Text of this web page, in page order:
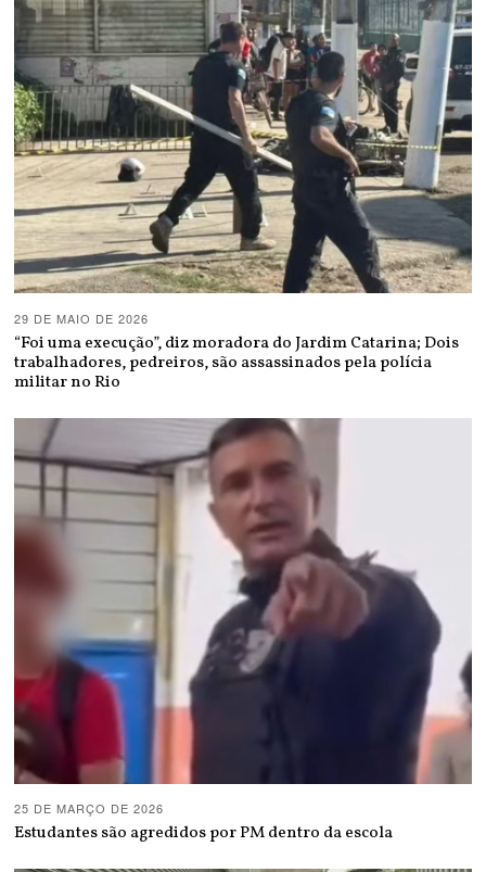
29 DE MAIO DE 2026
“Foi uma execução”, diz moradora do Jardim Catarina; Dois
trabalhadores, pedreiros, são assassinados pela polícia
militar no Rio
25 DE MARÇO DE 2026
Estudantes são agredidos por PM dentro da escola